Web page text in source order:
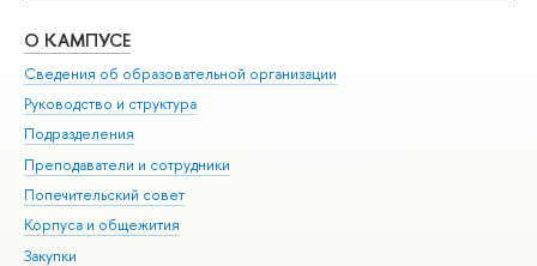
О КАМПУСЕ
Сведения об образовательной организации
Руководство и структура
Подразделения
Преподаватели и сотрудники
Попечительский совет
Корпуса и общежития
Закупки